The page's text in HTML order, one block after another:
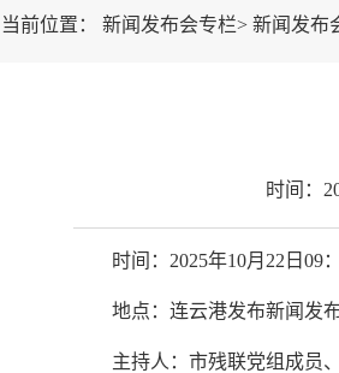
当前位置： 新闻发布会专栏> 新闻发布
时间：
时间：2025年10月22日09
地点：连云港发布新闻发
主持人：市残联党组成员